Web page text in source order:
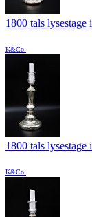
1800 tals
K&Co.
1800 tals
K&Co.